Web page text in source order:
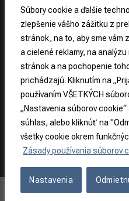
Súbory cookie a ďalšie
zlepšenie vášho zážitku z
stránok, na to, aby sme vám
a cielené reklamy, na
stránok a na pochopenie
prichádzajú. Kliknutím na
používaním VŠETKÝCH
„Nastavenia súborov
súhlas, alebo kliknúť na
všetky cookie okrem
Zásady používania súborov
Nastavenia
republika
PRÁVNE
INFORMÁCIE
Obchodné
podmienky
Odstúpenie od
zmluvy
Copyright